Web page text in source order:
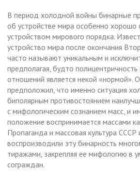
В период холодной войны бинарные
об устройстве мира особенно хорошо
устройством мирового порядка.
устройство мира после окончания
часто называют уникальным и
предполагая, будто
отношений является некой «нормой».
предположил, что именно ситуация
биполярным противостоянием
с мифологическим сознанием масс, и
положение воспринимается массами
Пропаганда и массовая культура
воспроизводили эту бинарность
тиражами, закрепляя ее мифологию в
сограждан.